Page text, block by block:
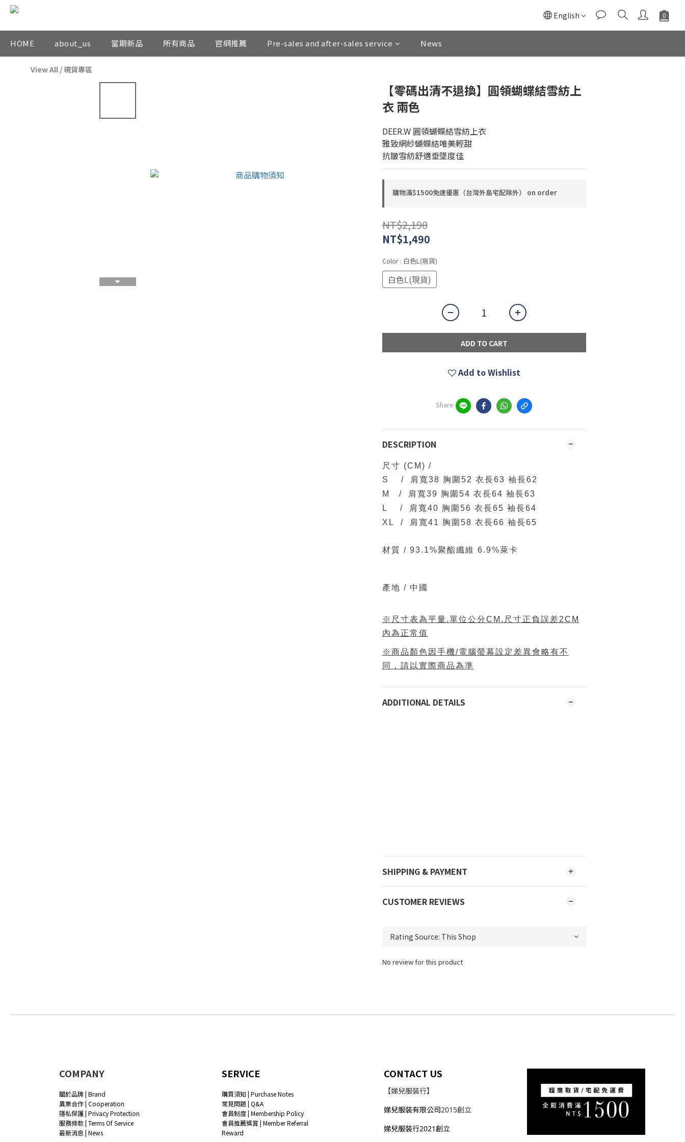
English
HOME about_us 當期新品 所有商品 官網推薦 Pre-sales and after-sales service News
View All /現貨專區
【零碼出清不退換】圓領蝴蝶結雪紡上
衣 兩色
DEER.W 圓領蝴蝶結雪紡上衣
雅致網紗蝴蝶結唯美輕甜
抗皺雪紡舒適垂墜度佳
購物滿$1500免運優惠（台灣外島宅配除外） on order
NT$2,190
NT$1,490
Color : 白色L(現貨)
白色L(現貨)
ADD TO CART
Add to Wishlist
Share
DESCRIPTION
尺寸 (CM) /
S / 肩寬38 胸圍52 衣長63 袖長62
M / 肩寬39 胸圍54 衣長64 袖長63
L / 肩寬40 胸圍56 衣長65 袖長64
XL / 肩寬41 胸圍58 衣長66 袖長65
材質 / 93.1%聚酯纖維 6.9%萊卡
產地 / 中國
※尺寸表為平量.單位公分CM.尺寸正負誤差2CM
內為正常值
※商品顏色因手機/電腦螢幕設定差異會略有不
同，請以實際商品為準
ADDITIONAL DETAILS
SHIPPING & PAYMENT
CUSTOMER REVIEWS
No review for this product
COMPANY
關於品牌 | Brand
異業合作 | Cooperation
隱私保護 | Privacy Protection
服務條款 | Terms Of Service
最新消息 | News
SERVICE
購買須知 | Purchase Notes
常見問題 | Q&A
會員制度 | Membership Policy
會員推薦獎賞 | Member Referral
Reward
CONTACT US
【娣兒服裝行】
娣兒服裝有限公司2015創立
娣兒服裝行2021創立